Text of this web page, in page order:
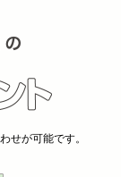
せが可能です。